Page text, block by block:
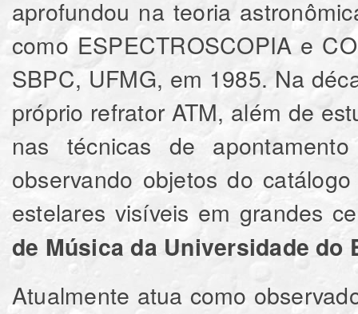
aprofundou na teoria
como ESPECTROSCOPIA e
SBPC, UFMG, em 1985. Na
próprio refrator ATM, além de
nas técnicas de
observando objetos do
estelares visíveis em grandes
de Música da Universidade do
Atualmente atua como